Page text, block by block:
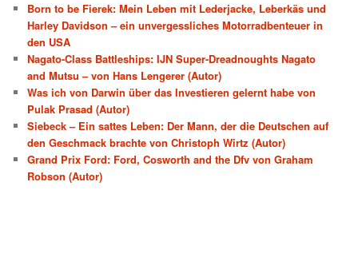
Born to be Fierek: Mein Leben mit Lederjacke, Leberkäs und
Harley Davidson – ein unvergessliches Motorradbenteuer in
den USA
Nagato-Class Battleships: IJN Super-Dreadnoughts Nagato
and Mutsu – von Hans Lengerer (Autor)
Was ich von Darwin über das Investieren gelernt habe von
Pulak Prasad (Autor)
Siebeck – Ein sattes Leben: Der Mann, der die Deutschen auf
den Geschmack brachte von Christoph Wirtz (Autor)
Grand Prix Ford: Ford, Cosworth and the Dfv von Graham
Robson (Autor)